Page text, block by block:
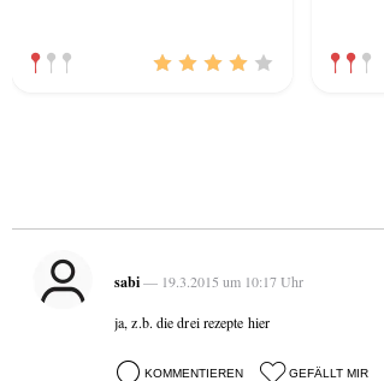
sabi— 19.3.2015 um 10:17 Uhr
ja, z.b. die drei rezepte hier
KOMMENTIEREN GEFÄLLT MIR